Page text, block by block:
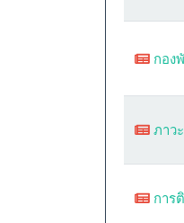
กอง
ภาว
การ